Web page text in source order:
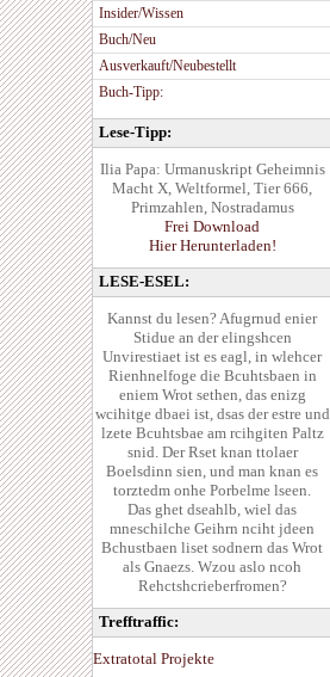
Insider/Wissen
Buch/Neu
Ausverkauft/Neubestellt
Buch-Tipp:
Lese-Tipp:
Ilia Papa: Urmanuskript Geheimnis
Macht X, Weltformel, Tier 666,
Primzahlen, Nostradamus
Frei Download
Hier Herunterladen!
LESE-ESEL:
Kannst du lesen? Afugrnud enier
Stidue an der elingshcen
Unvirestiaet ist es eagl, in wlehcer
Rienhnelfoge die Bcuhtsbaen in
eniem Wrot sethen, das enizg
wcihitge dbaei ist, dsas der estre und
lzete Bcuhtsbae am rcihgiten Paltz
snid. Der Rset knan ttolaer
Boelsdinn sien, und man knan es
torztedm onhe Porbelme lseen.
Das ghet dseahlb, wiel das
mneschilche Geihrn nciht jdeen
Bchustbaen liset sodnern das Wrot
als Gnaezs. Wzou aslo ncoh
Rehctshcrieberfromen?
Trefftraffic:
Extratotal Projekte